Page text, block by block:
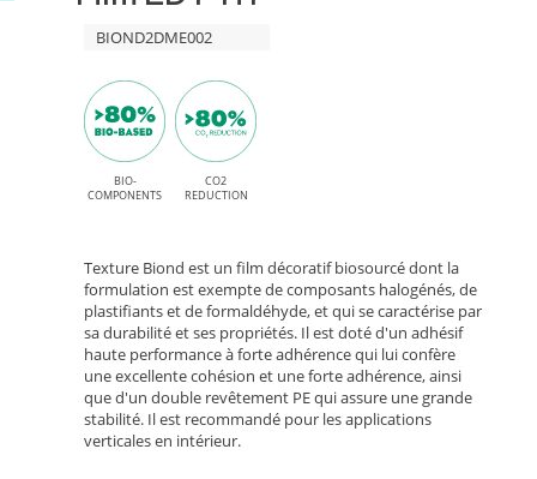
BIOND2DME002
BIO-
COMPONENTS
CO2
REDUCTION
Texture Biond est un film décoratif biosourcé dont la
formulation est exempte de composants halogénés, de
plastifiants et de formaldéhyde, et qui se caractérise par
sa durabilité et ses propriétés. Il est doté d'un adhésif
haute performance à forte adhérence qui lui confère
une excellente cohésion et une forte adhérence, ainsi
que d'un double revêtement PE qui assure une grande
stabilité. Il est recommandé pour les applications
verticales en intérieur.
ME002
Mineral
Oxide
Based
Décoratif
Oxide
adhésif
permanent